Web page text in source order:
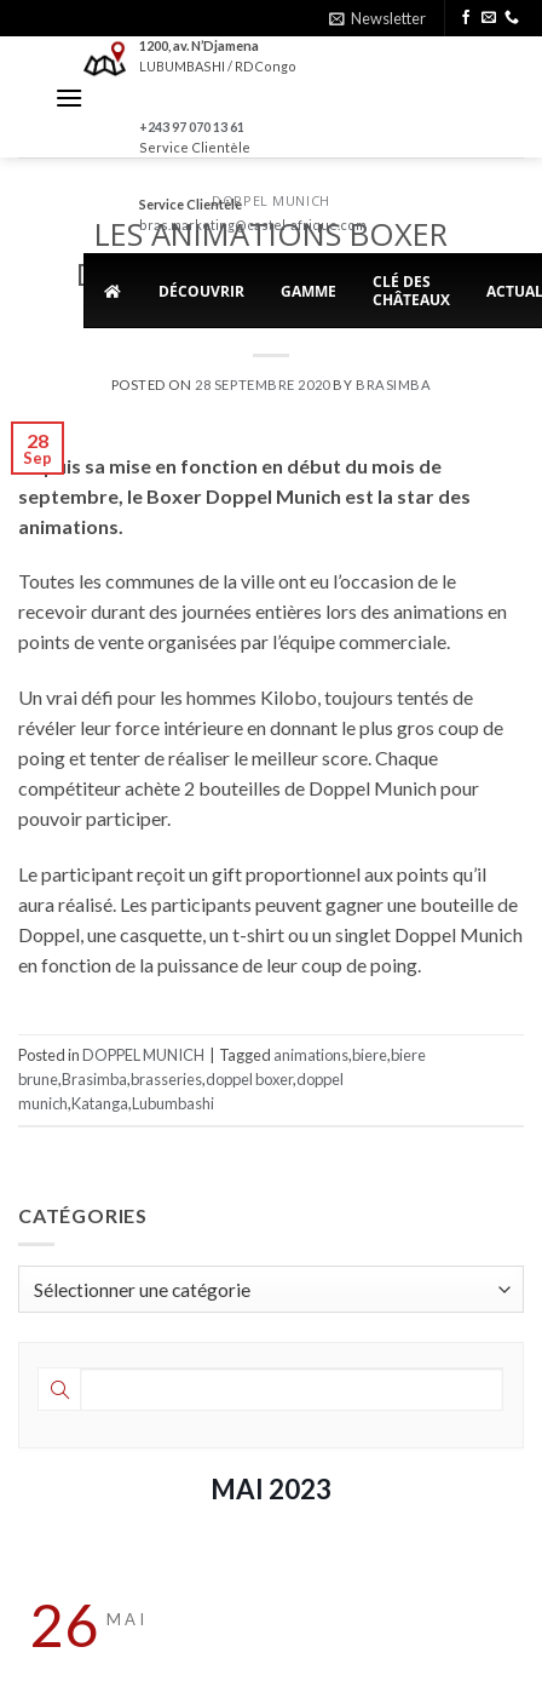
to
Newsletter
1200, av. N’Djamena
LUBUMBASHI / RDCongo
+243 97 070 13 61
Service Clientèle
Service Clientèle
bras.marketing@castel-afrique.com
DÉCOUVRIR GAMME
CLÉ DES
CHÂTEAUX
DOPPEL MUNICH
LES ANIMATIONS BOXER
DOPPEL MUNICH FONT UN
POSTED ON 28 SEPTEMBRE 2020 BY BRASIMBA
28
Sep
Depuis sa mise en fonction en début du mois de
septembre, le Boxer Doppel Munich est la star des
animations.
Toutes les communes de la ville ont eu l’occasion de le
recevoir durant des journées entières lors des animations en
points de vente organisées par l’équipe commerciale.
Un vrai défi pour les hommes Kilobo, toujours tentés de
révéler leur force intérieure en donnant le plus gros coup de
poing et tenter de réaliser le meilleur score. Chaque
compétiteur achète 2 bouteilles de Doppel Munich pour
pouvoir participer.
Le participant reçoit un gift proportionnel aux points qu’il
aura réalisé. Les participants peuvent gagner une bouteille de
Doppel, une casquette, un t-shirt ou un singlet Doppel Munich
en fonction de la puissance de leur coup de poing.
Posted inDOPPEL MUNICH Tagged animations,biere,biere
brune,Brasimba,brasseries,doppel boxer,doppel
munich,Katanga,Lubumbashi
CATÉGORIES
MAI 2023
26 MAI